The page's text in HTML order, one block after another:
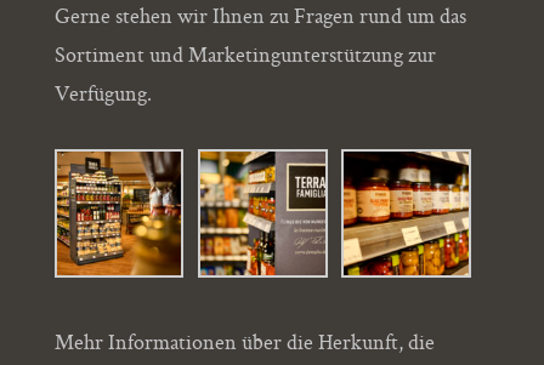
Gerne stehen wir Ihnen zu Fragen rund um das
Sortiment und Marketingunterstützung zur
Verfügung.
Mehr Informationen über die Herkunft, die